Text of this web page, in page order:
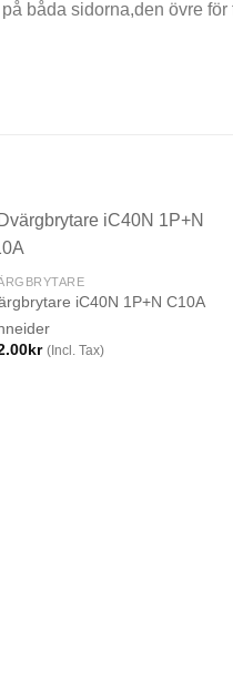
båda sidorna,den övre för
iC40N 1P+N C10A
kr (Incl. Tax)